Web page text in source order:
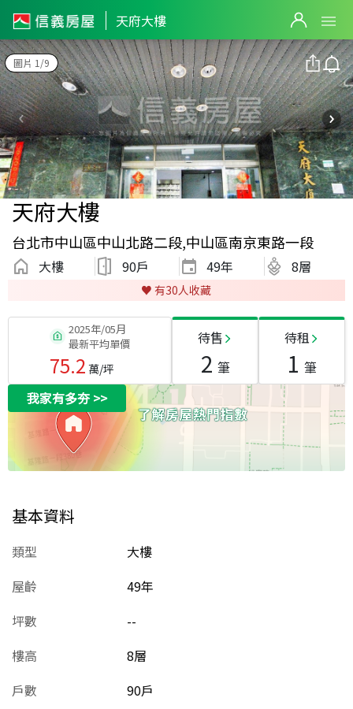
天府大樓
圖片 1/9
天府大樓
台北市中山區中山北路二段,中山區南京東路一段
大樓 90戶 49年 8層
♥️ 有30人收藏
2025年/05月
最新平均單價
75.2 萬/坪
待售
2 筆
待租
1 筆
我家有多夯>>
基本資料
類型
大樓
屋齡
49年
坪數
--
樓高
8層
戶數
90戶